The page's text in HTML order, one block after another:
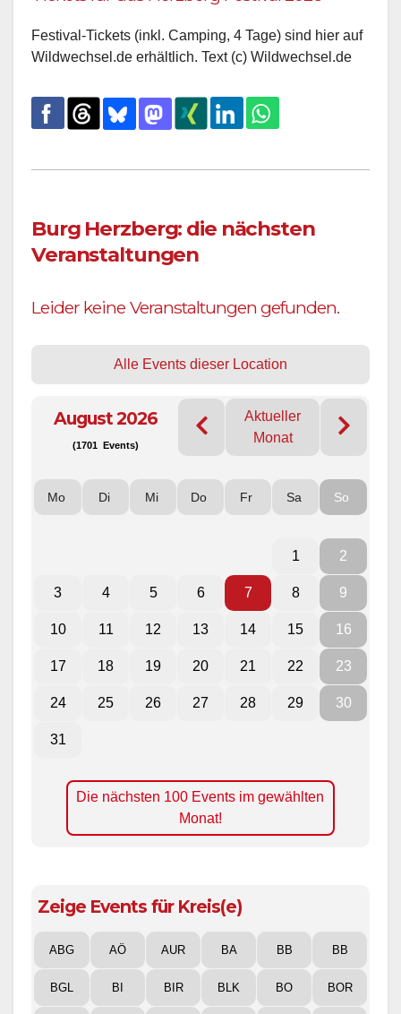
Festival-Tickets (inkl. Camping, 4 Tage) sind hier auf
Wildwechsel.de erhältlich. Text (c) Wildwechsel.de
Burg Herzberg: die nächsten
Veranstaltungen
Leider keine Veranstaltungen gefunden.
Alle Events dieser Location
August 2026
(1701 Events)
Aktueller
Monat
Mo Di Mi Do Fr Sa So
1 2
3 4 5 6 7 8 9
10 11 12 13 14 15 16
17 18 19 20 21 22 23
24 25 26 27 28 29 30
31
Die nächsten 100 Events im gewählten
Monat!
Zeige Events für Kreis(e)
ABG AÖ AUR BA BB BB
BGL BI BIR BLK BO BOR